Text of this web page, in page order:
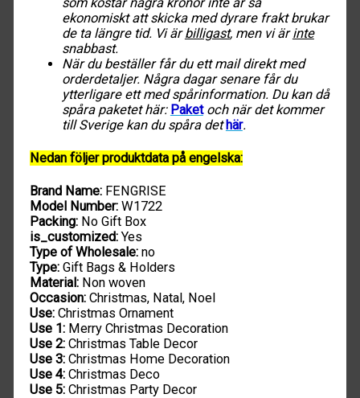
ekonomiskt att skicka med dyrare frakt brukar
de ta längre tid. Vi ärbilligast, men vi ärinte
snabbast.
När du beställer får du ett mail direkt med
orderdetaljer. Några dagar senare får du
ytterligare ett med spårinformation. Du kan då
spåra paketet här: Paket och när det kommer
till Sverige kan du spåra dethär.
Nedan följer produktdata på engelska:
Brand Name:FENGRISE
Model Number:W1722
Packing:No Gift Box
is_customized:Yes
Type of Wholesale:no
Type:Gift Bags & Holders
Material:Non woven
Occasion:Christmas, Natal, Noel
Use:Christmas Ornament
Use 1:Merry Christmas Decoration
Use 2:Christmas Table Decor
Use 3:Christmas Home Decoration
Use 4:Christmas Deco
Use 5:Christmas Party Decor